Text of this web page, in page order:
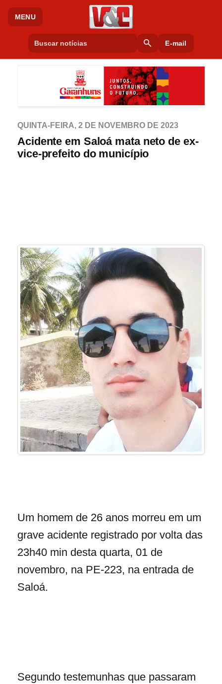
MENU
search E-mail
QUINTA-FEIRA, 2 DE NOVEMBRO DE 2023
Acidente em Saloá mata neto de ex-
vice-prefeito do município
Um homem de 26 anos morreu em um
grave acidente registrado por volta das
23h40 min desta quarta, 01 de
novembro, na PE-223, na entrada de
Saloá.
Segundo testemunhas que passaram